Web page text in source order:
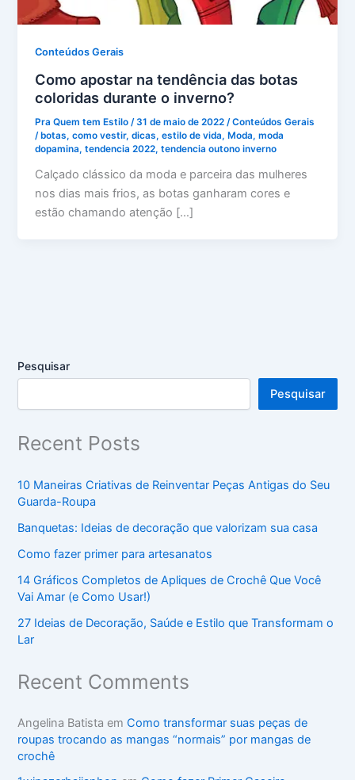
Conteúdos Gerais
Como apostar na tendência das botas
coloridas durante o inverno?
Pra Quem tem Estilo /31 de maio de 2022 /Conteúdos Gerais
/botas,como vestir,dicas,estilo de vida,Moda,moda
dopamina,tendencia 2022,tendencia outono inverno
Calçado clássico da moda e parceira das mulheres
nos dias mais frios, as botas ganharam cores e
estão chamando atenção […]
Pesquisar
Pesquisar
Recent Posts
10 Maneiras Criativas de Reinventar Peças Antigas do Seu
Guarda-Roupa
Banquetas: Ideias de decoração que valorizam sua casa
Como fazer primer para artesanatos
14 Gráficos Completos de Apliques de Crochê Que Você
Vai Amar (e Como Usar!)
27 Ideias de Decoração, Saúde e Estilo que Transformam o
Lar
Recent Comments
Angelina Batista em Como transformar suas peças de
roupas trocando as mangas “normais” por mangas de
crochê